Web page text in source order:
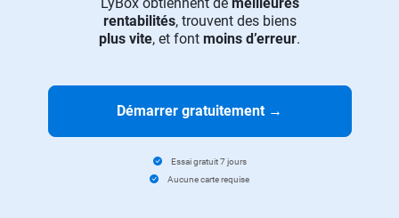
rentabilités, trouvent des biens
plus vite, et font moins d’erreur.
Démarrer gratuitement →
Essai gratuit 7 jours
Aucune carte requise